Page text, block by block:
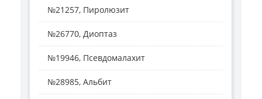
№21257, Пиролюзит
№26770, Диоптаз
№19946, Псевдомалахит
№28985, Альбит